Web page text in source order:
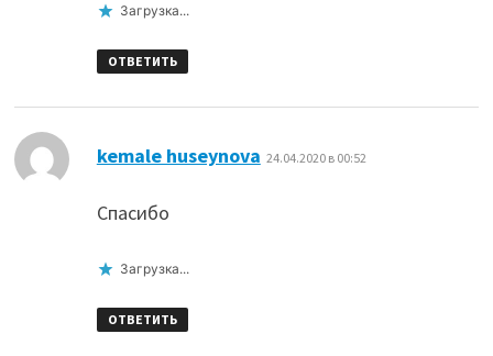
Загрузка...
ОТВЕТИТЬ
kemale huseynova 24.04.2020 в 00:52
Спасибо
Загрузка...
ОТВЕТИТЬ